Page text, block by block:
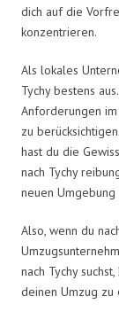
dich auf die
konzentrieren.
Als lokales
Tychy bestens
Anforderungen
zu
hast du die
nach Tychy
neuen
Also, wenn du
nach Tychy
deinen Umzug zu